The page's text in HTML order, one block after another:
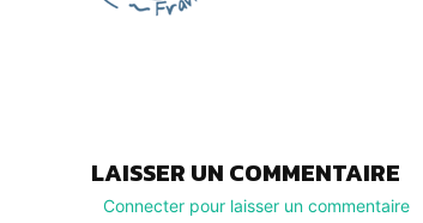
LAISSER UN COMMENTAIRE
Connecter pour laisser un commentaire